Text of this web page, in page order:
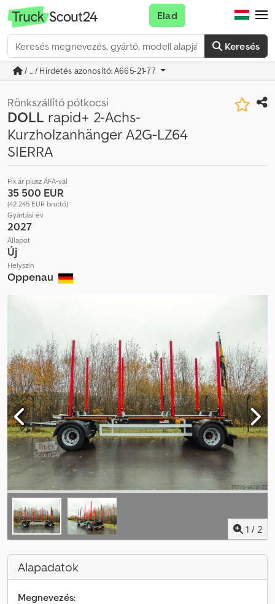
Keresés
Elad
/ ... / Hirdetés azonosító: A665-21-77
Rönkszállító pótkocsi
DOLL rapid+ 2-Achs-
Kurzholzanhänger A2G-LZ64
SIERRA
Fix ár plusz ÁFA-val
35 500 EUR
(42 245 EUR bruttó)
Gyártási év
2027
Állapot
Új
Helyszín
Oppenau
1 / 2
Alapadatok
Megnevezés: